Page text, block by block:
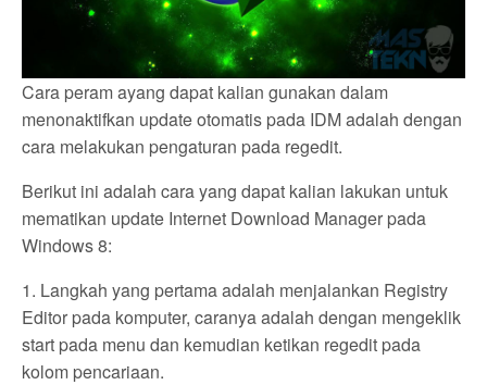
Cara peram ayang dapat kalian gunakan dalam
menonaktifkan update otomatis pada IDM adalah dengan
cara melakukan pengaturan pada regedit.
Berikut ini adalah cara yang dapat kalian lakukan untuk
mematikan update Internet Download Manager pada
Windows 8:
1. Langkah yang pertama adalah menjalankan Registry
Editor pada komputer, caranya adalah dengan mengeklik
start pada menu dan kemudian ketikan regedit pada
kolom pencariaan.